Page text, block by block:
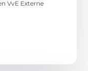
VvE Externe